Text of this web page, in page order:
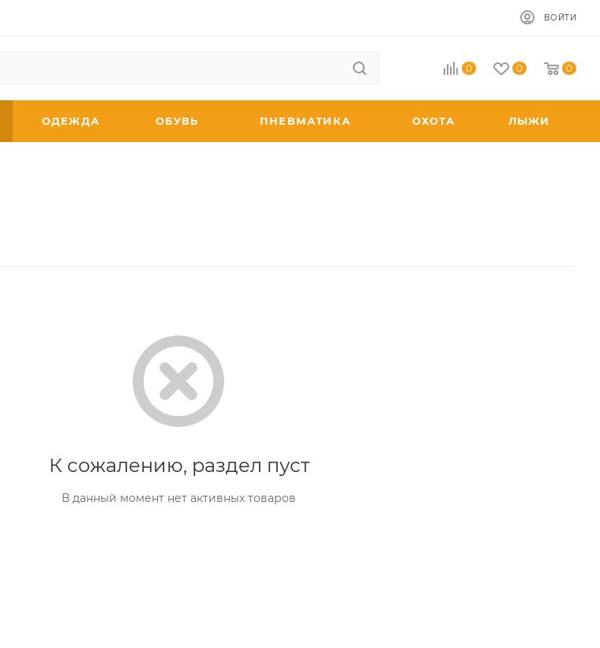
ВОЙТИ
0 0 0
ОДЕЖДА ОБУВЬ ПНЕВМАТИКА ОХОТА ЛЫЖИ
К сожалению, раздел пуст
В данный момент нет активных товаров